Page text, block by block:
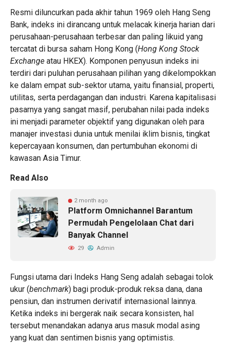
Resmi diluncurkan pada akhir tahun 1969 oleh Hang Seng
Bank, indeks ini dirancang untuk melacak kinerja harian dari
perusahaan-perusahaan terbesar dan paling likuid yang
tercatat di bursa saham Hong Kong (Hong Kong Stock
Exchange atau HKEX). Komponen penyusun indeks ini
terdiri dari puluhan perusahaan pilihan yang dikelompokkan
ke dalam empat sub-sektor utama, yaitu finansial, properti,
utilitas, serta perdagangan dan industri. Karena kapitalisasi
pasarnya yang sangat masif, perubahan nilai pada indeks
ini menjadi parameter objektif yang digunakan oleh para
manajer investasi dunia untuk menilai iklim bisnis, tingkat
kepercayaan konsumen, dan pertumbuhan ekonomi di
kawasan Asia Timur.
Read Also
2 month ago
Platform Omnichannel Barantum
Permudah Pengelolaan Chat dari
Banyak Channel
29 Admin
Fungsi utama dari Indeks Hang Seng adalah sebagai tolok
ukur (benchmark) bagi produk-produk reksa dana, dana
pensiun, dan instrumen derivatif internasional lainnya.
Ketika indeks ini bergerak naik secara konsisten, hal
tersebut menandakan adanya arus masuk modal asing
yang kuat dan sentimen bisnis yang optimistis.